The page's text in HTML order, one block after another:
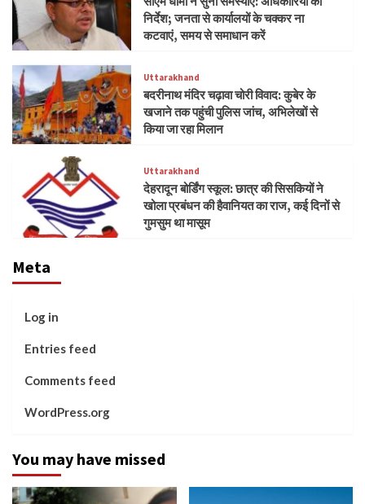
निर्देश; जनता से कार्यालयों के चक्कर ना
कटवाएं, समय से समाधान करें
Uttarakhand
बदरीनाथ मंदिर चढ़ावा चोरी विवाद: कुबेर के
खजाने तक पहुंची पुलिस जांच, अभिलेखों से
किया जा रहा मिलान
Uttarakhand
देहरादून बोर्डिंग स्कूल: छात्र की सिसकियों ने
खोला प्रबंधन की हैवानियत का राज, कई दिनों से
गुमसुम था मासूम
Meta
Log in
Entries feed
Comments feed
WordPress.org
You may have missed